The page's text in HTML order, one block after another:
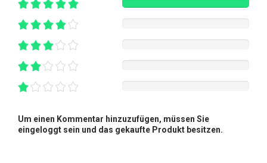
Um einen Kommentar hinzuzufügen, müssen Sie
eingeloggt sein und das gekaufte Produkt besitzen.